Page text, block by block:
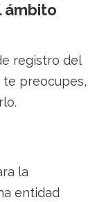
ámbito
registro del
te preocupes,
la
entidad